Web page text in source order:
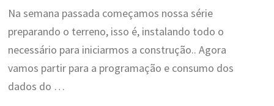
Na semana passada começamos nossa série
preparando o terreno, isso é, instalando todo o
necessário para iniciarmos a construção.. Agora
vamos partir para a programação e consumo dos
dados do …